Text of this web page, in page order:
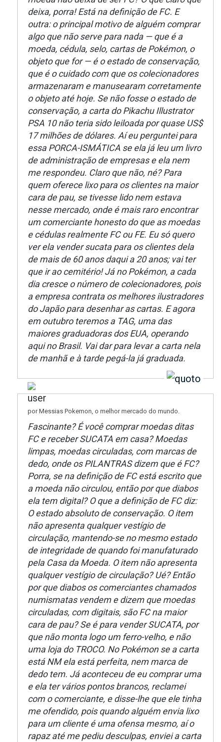
deixa, porra! Está na definição de FC. E
outra: o principal motivo de alguém comprar
algo que não serve para nada — que é a
moeda, cédula, selo, cartas de Pokémon, o
objeto que for — é o estado de conservação,
que é o cuidado com que os colecionadores
armazenaram e manusearam corretamente
o objeto até hoje. Se não fosse o estado de
conservação, a carta do Pikachu Illustrator
PSA 10 não teria sido leiloada por quase US$
17 milhões de dólares. Aí eu perguntei para
essa PORCA-ISMÁTICA se ela já leu um livro
de administração de empresas e ela nem
me respondeu. Claro que não, né? Para
quem oferece lixo para os clientes na maior
cara de pau, se tivesse lido nem estava
nesse mercado, onde é mais raro encontrar
um comerciante honesto do que as moedas
e cédulas realmente FC ou FE. Eu só quero
ver ela vender sucata para os clientes dela
de mais de 60 anos daqui a 20 anos; vai ter
que ir ao cemitério! Já no Pokémon, a cada
dia cresce o número de colecionadores, pois
a empresa contrata os melhores ilustradores
do Japão para desenhar as cartas. E agora
em outubro teremos a TAG, uma das
maiores graduadoras dos EUA, operando
aqui no Brasil. Vai dar para levar a carta nela
de manhã e à tarde pegá-la já graduada.
por Messias Pokemon, o melhor mercado do mundo.
Fascinante? É você comprar moedas ditas
FC e receber SUCATA em casa? Moedas
limpas, moedas circuladas, com marcas de
dedo, onde os PILANTRAS dizem que é FC?
Porra, se na definição de FC está escrito que
a moeda não circulou, então por que diabos
ela tem digital? O que a definição de FC diz:
O estado absoluto de conservação. O item
não apresenta qualquer vestígio de
circulação, mantendo-se no mesmo estado
de integridade de quando foi manufaturado
pela Casa da Moeda. O item não apresenta
qualquer vestígio de circulação? Ué? Então
por que diabos os comerciantes chamados
numismatas vendem e dizem que moedas
circuladas, com digitais, são FC na maior
cara de pau? Se é para vender SUCATA, por
que não monta logo um ferro-velho, e não
uma loja do TROCO. No Pokémon se a carta
está NM ela está perfeita, nem marca de
dedo tem. Já aconteceu de eu comprar uma
e ela ter vários pontos brancos, reclamei
com o comerciante, e disse-lhe que ele tinha
me ofendido, pois quando alguém envia lixo
para um cliente é uma ofensa mesmo, aí o
rapaz até me pediu desculpas, enviei a carta